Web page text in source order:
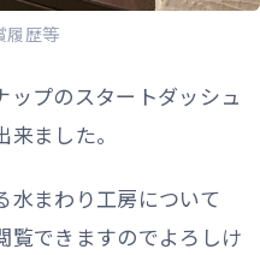
履歴等
ップのスタートダッシュ
ました。
水まわり工房について
覧できますのでよろしけ